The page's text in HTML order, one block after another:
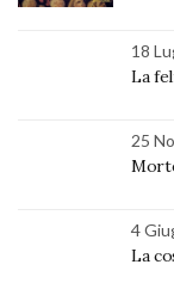
18
La
25
4
La